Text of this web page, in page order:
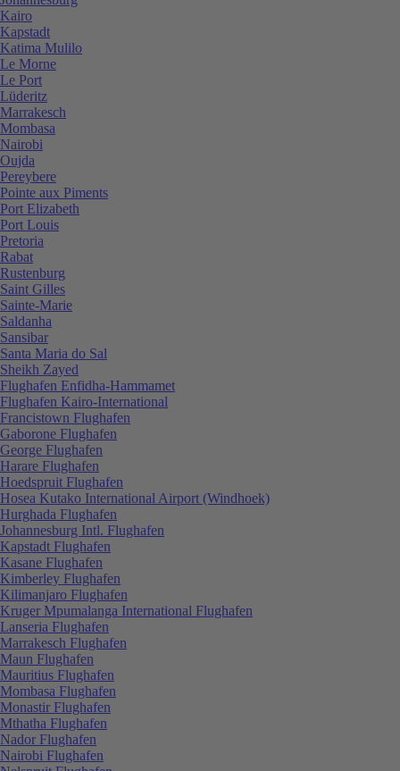
Kairo
Kapstadt
Katima Mulilo
Le Morne
Le Port
Lüderitz
Marrakesch
Mombasa
Nairobi
Oujda
Pereybere
Pointe aux Piments
Port Elizabeth
Port Louis
Pretoria
Rabat
Rustenburg
Saint Gilles
Sainte-Marie
Saldanha
Sansibar
Santa Maria do Sal
Sheikh Zayed
Flughafen Enfidha-Hammamet
Flughafen Kairo-International
Francistown Flughafen
Gaborone Flughafen
George Flughafen
Harare Flughafen
Hoedspruit Flughafen
Hosea Kutako International Airport (Windhoek)
Hurghada Flughafen
Johannesburg Intl. Flughafen
Kapstadt Flughafen
Kasane Flughafen
Kimberley Flughafen
Kilimanjaro Flughafen
Kruger Mpumalanga International Flughafen
Lanseria Flughafen
Marrakesch Flughafen
Maun Flughafen
Mauritius Flughafen
Mombasa Flughafen
Monastir Flughafen
Mthatha Flughafen
Nador Flughafen
Nairobi Flughafen